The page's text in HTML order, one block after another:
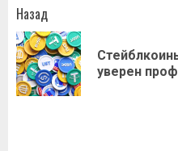
Навигация
записи
Назад
уверен